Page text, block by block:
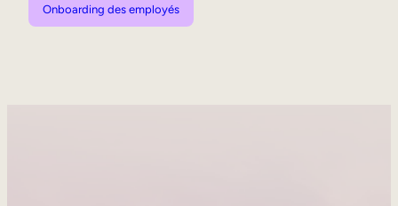
Onboarding des employés